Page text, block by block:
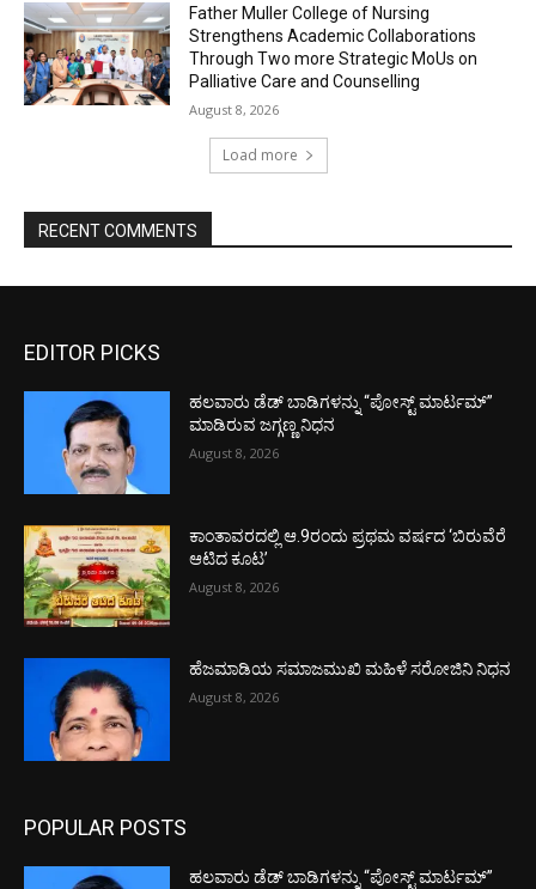
Father Muller College of Nursing
Strengthens Academic Collaborations
Through Two more Strategic MoUs on
Palliative Care and Counselling
August 8, 2026
Load more
RECENT COMMENTS
EDITOR PICKS
ಹಲವಾರು ಡೆಡ್ ಬಾಡಿಗಳನ್ನು “ಪೋಸ್ಟ್ ಮಾರ್ಟಮ್”
ಮಾಡಿರುವ ಜಗ್ಗಣ್ಣ ನಿಧನ
August 8, 2026
ಕಾಂತಾವರದಲ್ಲಿ ಆ.9ರಂದು ಪ್ರಥಮ ವರ್ಷದ ‘ಬಿರುವೆರೆ
ಆಟಿದ ಕೂಟ’
August 8, 2026
ಹೆಜಮಾಡಿಯ ಸಮಾಜಮುಖಿ ಮಹಿಳೆ ಸರೋಜಿನಿ ನಿಧನ
August 8, 2026
POPULAR POSTS
ಹಲವಾರು ಡೆಡ್ ಬಾಡಿಗಳನ್ನು “ಪೋಸ್ಟ್ ಮಾರ್ಟಮ್”